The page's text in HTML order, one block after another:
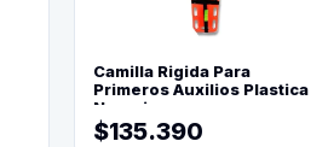
Camilla Rigida Para
Primeros Auxilios Plastica
Naranja
$135.390